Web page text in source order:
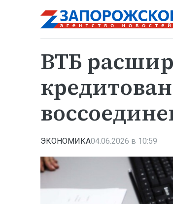
ВТБ
ЭКОНОМИКА04.06.2026 в 10:59